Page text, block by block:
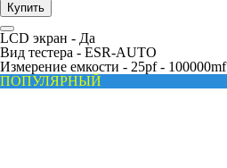
Купить
LCD экран - Да
Вид тестера - ESR-AUTO
Измерение емкости - 25pf - 100000mf
ПОПУЛЯРНЫЙ